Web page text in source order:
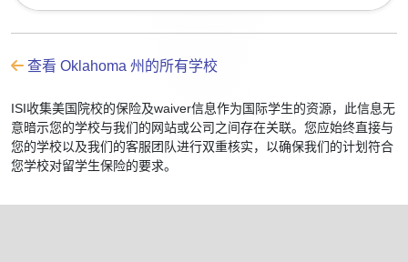
查看 Oklahoma 州的所有学校
ISI收集美国院校的保险及waiver信息作为国际学生的资源，此信息无
意暗示您的学校与我们的网站或公司之间存在关联。您应始终直接与
您的学校以及我们的客服团队进行双重核实，以确保我们的计划符合
您学校对留学生保险的要求。